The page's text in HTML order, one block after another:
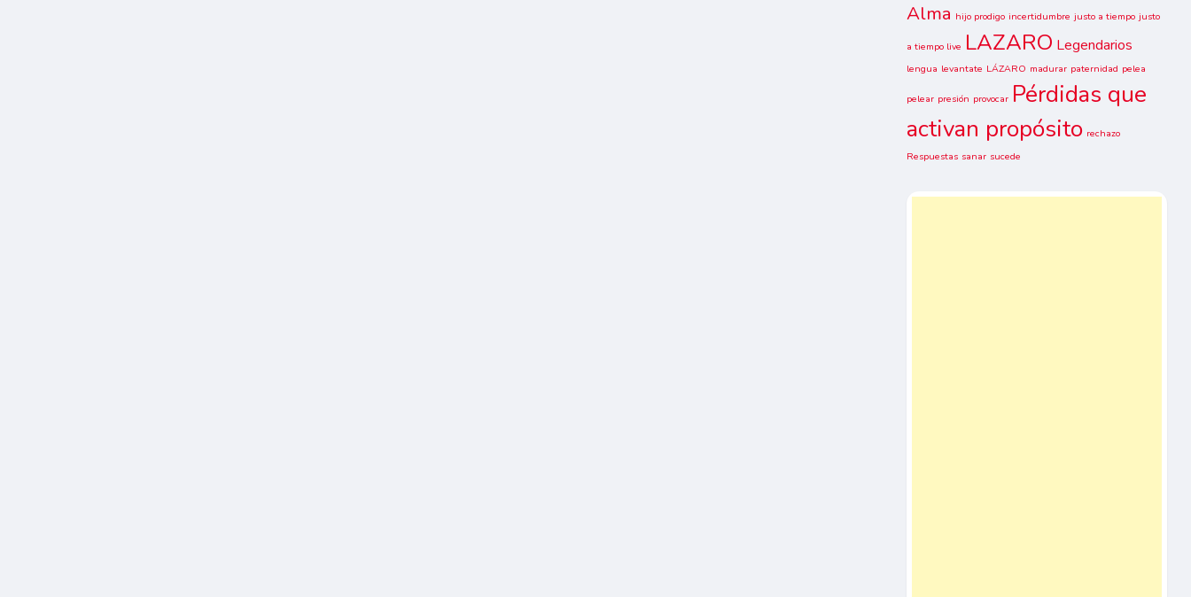
Alma hijo prodigo incertidumbre justo a tiempo justo
a tiempo live LAZARO Legendarios
lengua levantate LÁZARO madurar paternidad pelea
pelear presión provocar Pérdidas que
activan propósito rechazo
Respuestas sanar sucede